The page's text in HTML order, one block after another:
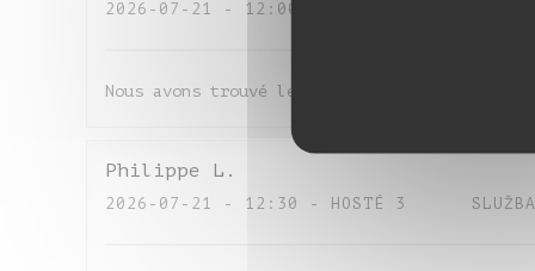
2026-07-21 - 12:00 - HOSTÉ 4
Nous avons trouvé le restaurant excellent le
Philippe L
2026-07-21 - 12:30 - HOSTÉ 3 SLUŽBA